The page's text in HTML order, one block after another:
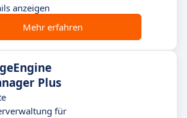
anzeigen
Mehr erfahren
Plus
für